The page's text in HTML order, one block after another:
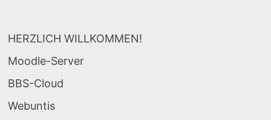
HERZLICH WILLKOMMEN!
Moodle-Server
BBS-Cloud
Webuntis